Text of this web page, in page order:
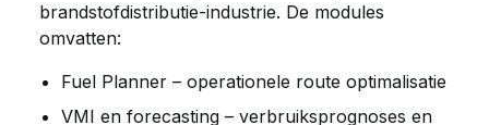
brandstofdistributie-industrie. De modules
omvatten:
Fuel Planner – operationele route optimalisatie
VMI en forecasting – verbruiksprognoses en